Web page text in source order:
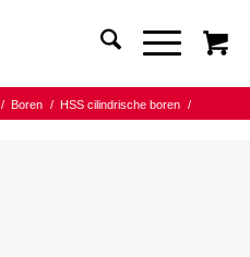
/ Boren / HSS cilindrische boren
/